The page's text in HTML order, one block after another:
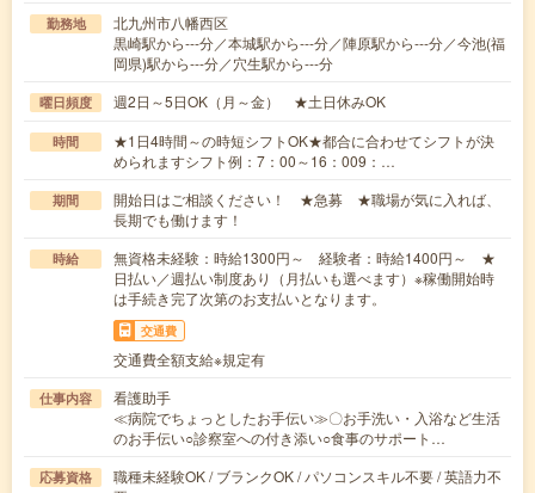
勤務地
北九州市八幡西区
黒崎駅から---分／本城駅から---分／陣原駅から---分／今池(福
岡県)駅から---分／穴生駅から---分
曜日頻度 週2日～5日OK（月～金） ★土日休みOK
時間
★1日4時間～の時短シフトOK★都合に合わせてシフトが決
められますシフト例：7：00～16：009：…
期間
開始日はご相談ください！ ★急募 ★職場が気に入れば、
長期でも働けます！
時給
無資格未経験：時給1300円～ 経験者：時給1400円～ ★
日払い／週払い制度あり（月払いも選べます）※稼働開始時
は手続き完了次第のお支払いとなります。
交通費
交通費全額支給※規定有
仕事内容
看護助手
≪病院でちょっとしたお手伝い≫〇お手洗い・入浴など生活
のお手伝い○診察室への付き添い○食事のサポート…
応募資格
職種未経験OK / ブランクOK / パソコンスキル不要 / 英語力不